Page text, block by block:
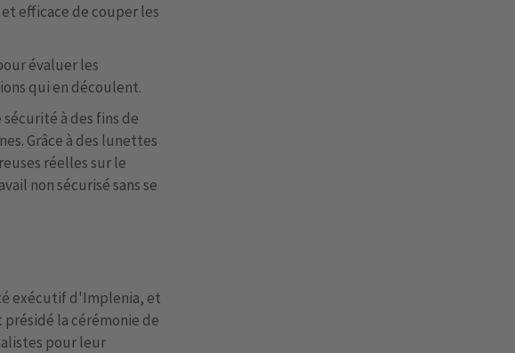
et efficace de couper les
évaluer les
qui en découlent.
à des fins de
Grâce à des lunettes
réelles sur le
non sécurisé sans se
exécutif d'Implenia, et
la cérémonie de
pour leur